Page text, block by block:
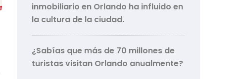
inmobiliario en Orlando ha influido en
la cultura de la ciudad.
¿Sabías que más de 70 millones de
turistas visitan Orlando anualmente?